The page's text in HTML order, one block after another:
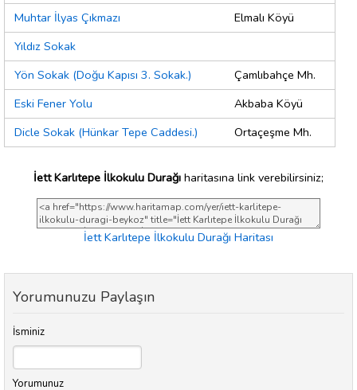
Muhtar İlyas Çıkmazı
Elmalı Köyü
Yıldız Sokak
Yön Sokak (Doğu Kapısı 3. Sokak.)
Çamlıbahçe Mh.
Eski Fener Yolu
Akbaba Köyü
Dicle Sokak (Hünkar Tepe Caddesi.)
Ortaçeşme Mh.
İett Karlıtepe İlkokulu Durağı haritasına link verebilirsiniz;
İett Karlıtepe İlkokulu Durağı Haritası
Yorumunuzu Paylaşın
İsminiz
Yorumunuz